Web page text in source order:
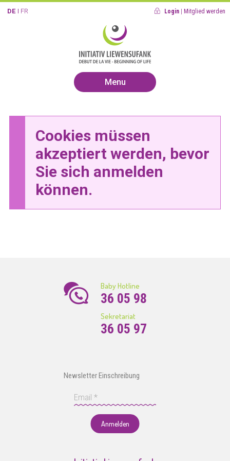
DE FR Login Mitglied werden
Menu
Cookies müssen
akzeptiert werden, bevor
Sie sich anmelden
können.
Baby Hotline
36 05 98
Sekretariat
36 05 97
Newsletter Einschreibung
Anmelden